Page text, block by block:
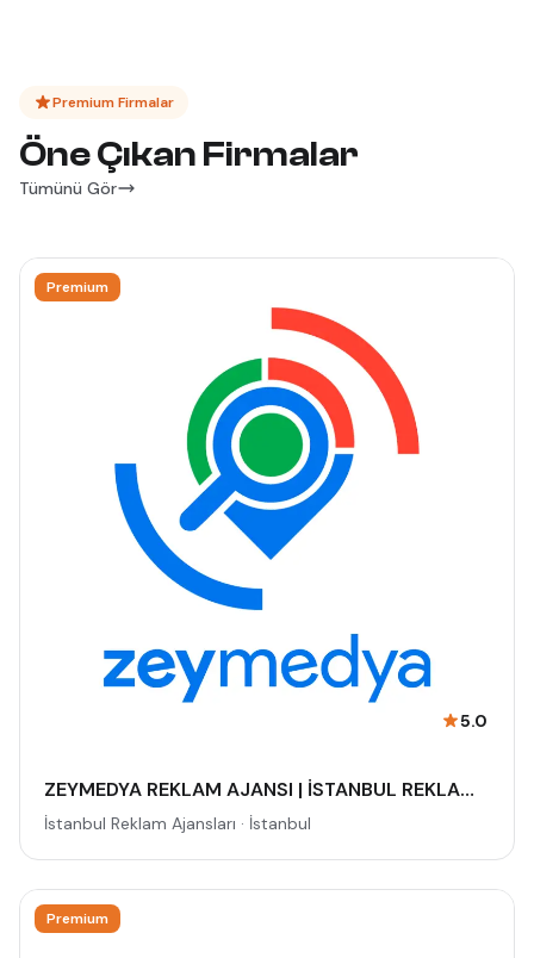
Premium Firmalar
Öne Çıkan Firmalar
Tümünü Gör
Premium
5.0
ZEYMEDYA REKLAM AJANSI | İSTANBUL REKLAM VE SEO AJANSI, DİJİTAL PAZARLAMA AJANSI, SOSYAL MEDYA AJANSI, 360 REKLAM
İstanbul Reklam Ajansları · İstanbul
Premium